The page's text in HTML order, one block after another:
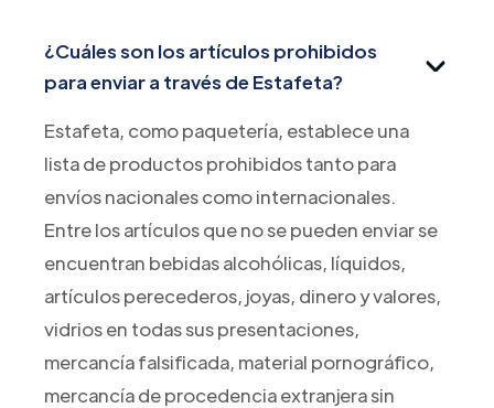
¿Cuáles son los artículos prohibidos
para enviar a través de Estafeta?
Estafeta, como paquetería, establece una
lista de productos prohibidos tanto para
envíos nacionales como internacionales.
Entre los artículos que no se pueden enviar se
encuentran bebidas alcohólicas, líquidos,
artículos perecederos, joyas, dinero y valores,
vidrios en todas sus presentaciones,
mercancía falsificada, material pornográfico,
mercancía de procedencia extranjera sin